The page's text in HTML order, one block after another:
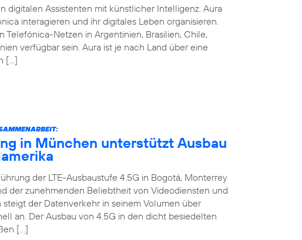
digitalen Assistenten mit künstlicher Intelligenz. Aura
interagieren und ihr digitales Leben organisieren.
Telefónica-Netzen in Argentinien, Brasilien, Chile,
verfügbar sein. Aura ist je nach Land über eine
[…]
in München unterstützt Ausbau
der LTE-Ausbaustufe 4.5G in Bogotá, Monterrey
der zunehmenden Beliebtheit von Videodiensten und
der Datenverkehr in seinem Volumen über
an. Der Ausbau von 4.5G in den dicht besiedelten
[…]